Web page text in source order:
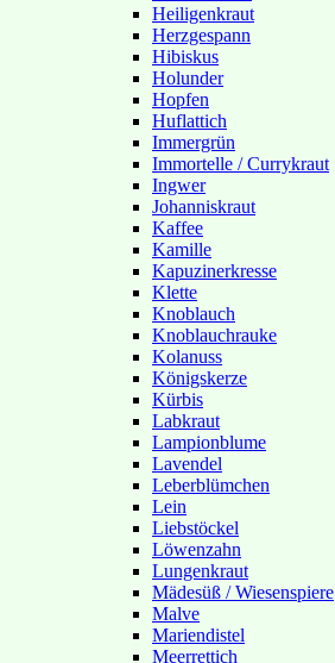
Heiligenkraut
Herzgespann
Hibiskus
Holunder
Hopfen
Huflattich
Immergrün
Immortelle / Currykraut
Ingwer
Johanniskraut
Kaffee
Kamille
Kapuzinerkresse
Klette
Knoblauch
Knoblauchrauke
Kolanuss
Königskerze
Kürbis
Labkraut
Lampionblume
Lavendel
Leberblümchen
Lein
Liebstöckel
Löwenzahn
Lungenkraut
Mädesüß / Wiesenspiere
Malve
Mariendistel
Meerrettich